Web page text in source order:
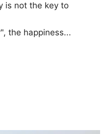
is not the key to
the happiness...